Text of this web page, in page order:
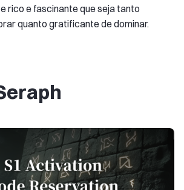
rico e fascinante que seja tanto
quanto gratificante de dominar.